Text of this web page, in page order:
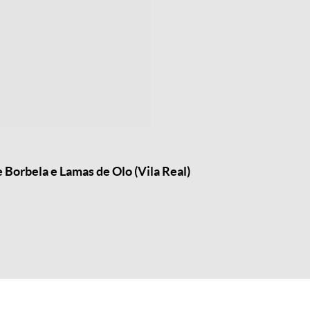
e Lamas de Olo (Vila Real)